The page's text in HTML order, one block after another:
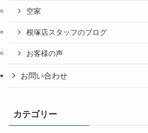
空家
根塚店スタッフのブログ
お客様の声
お問い合わせ
カテゴリー